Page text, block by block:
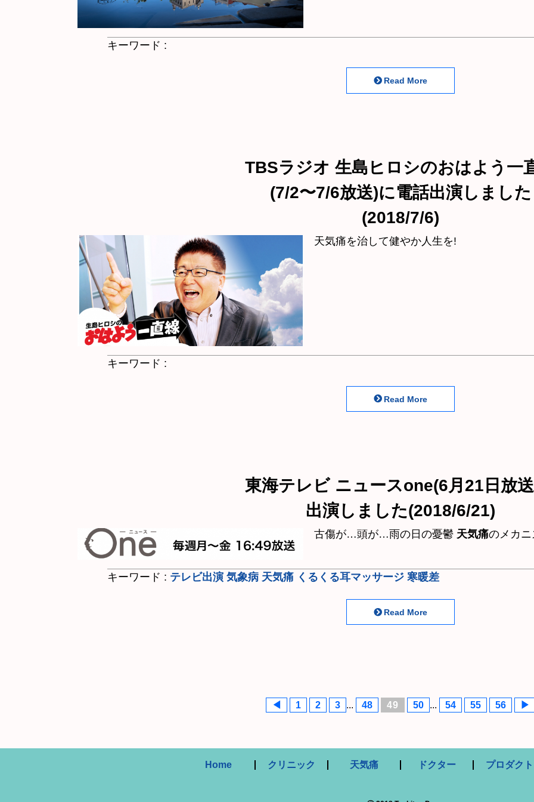
キーワード :
Read More
TBSラジオ 生島ヒロシのおはよう一
(7/2〜7/6放送)に電話出演しました
(2018/7/6)
天気痛を治して健やか人生を!
キーワード :
Read More
東海テレビ ニュースone(6月21日放
出演しました(2018/6/21)
古傷が…頭が…雨の日の憂鬱 天気痛のメカ
キーワード : テレビ出演 気象病 天気痛 くるくる耳マッサージ 寒暖差
Read More
◀ 1 2 3 ... 48 49 50 ... 54 55 56 ▶
Home クリニック 天気痛 ドクター プロダクト